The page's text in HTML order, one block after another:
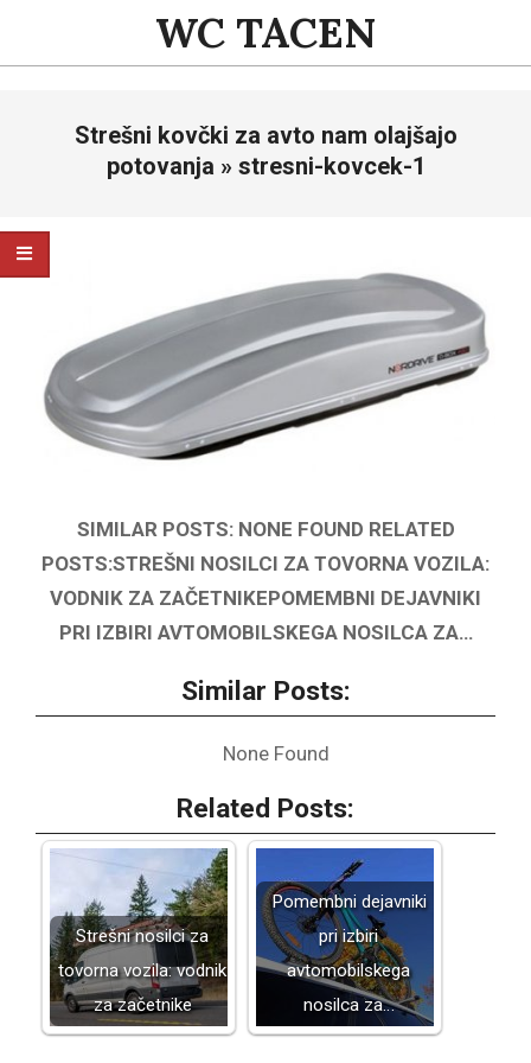
content
WC TACEN
NavigationStrešni kovčki za avto nam olajšajo
potovanja » stresni-kovcek-1
SIMILAR POSTS: NONE FOUND RELATED
POSTS:STREŠNI NOSILCI ZA TOVORNA VOZILA:
VODNIK ZA ZAČETNIKEPOMEMBNI DEJAVNIKI
PRI IZBIRI AVTOMOBILSKEGA NOSILCA ZA…
Similar Posts:
None Found
Related Posts:
Strešni nosilci za
tovorna vozila: vodnik
za začetnike
Pomembni dejavniki
pri izbiri
avtomobilskega
nosilca za…